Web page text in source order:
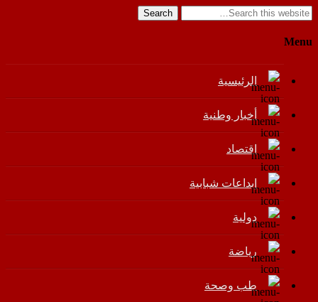
Search
Menu
الرئيسية
أخبار وطنية
اقتصاد
إبداعات شبابية
دولية
رياضة
طب وصحة